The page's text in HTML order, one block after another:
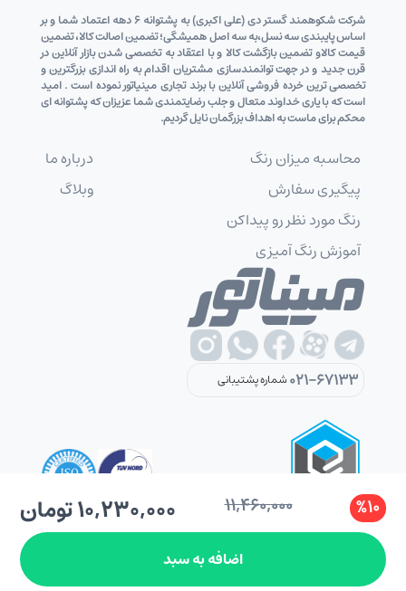
%10
11,460,000 10,230,000 تومان
اضافه به سبد
شرکت شکوهمند گستر دی (علی اکبری) به پشتوانه 6 دهه اعتماد شما و بر
اساس پایبندی سه نسل،به سه اصل همیشگی؛ تضمین اصالت کالا، تضمین
قیمت کالاو تضمین بازگشت کالا و با اعتقاد به تخصصی شدن بازار آنلاین در
قرن جدید و در جهت توانمندسازی مشتریان اقدام به راه اندازی بزرگترین و
تخصصی ترین خرده فروشی آنلاین با برند تجاری مینیاتور نموده است . امید
است که با یاری خداوند متعال و جلب رضایتمندی شما عزیزان که پشتوانه ای
محکم برای ماست به اهداف بزرگمان نایل گردیم.
محاسبه میزان رنگ
پیگیری سفارش
رنگ مورد نظر رو پیداکن
آموزش رنگ آمیزی
درباره ما
وبلاگ
021-67133شماره پشتیبانی
کلیه حقوق این سایت متعلق به شرکت شکوهمندگستر دی می باشد.